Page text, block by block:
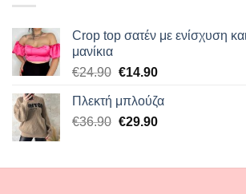
Crop top σατέν με ενίσχυση
μανίκια
€24.90 Original
was:
€24.90.
€14.90Η
τιμή
είναι:
Πλεκτή μπλούζα
€36.90 Original
€36.90.
€29.90Η
είναι: